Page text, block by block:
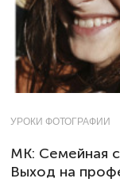
УРОКИ ФОТОГРАФИИ
МК: Семейная
Выход на